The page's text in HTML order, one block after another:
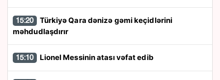
15:20
məhdudlaşdırır
15:10 Lionel Messinin atası vəfat edib